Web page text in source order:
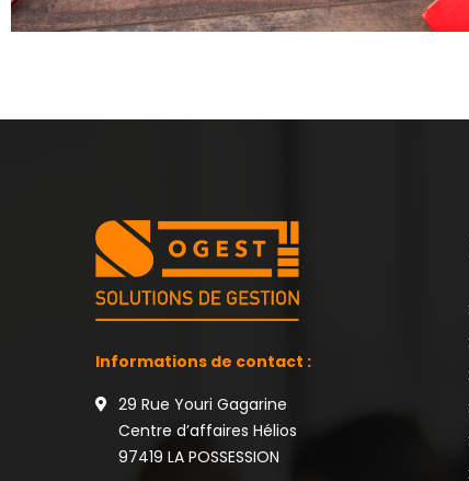
Informations de contact :
29 Rue Youri Gagarine
Centre d’affaires Hélios
97419 LA POSSESSION